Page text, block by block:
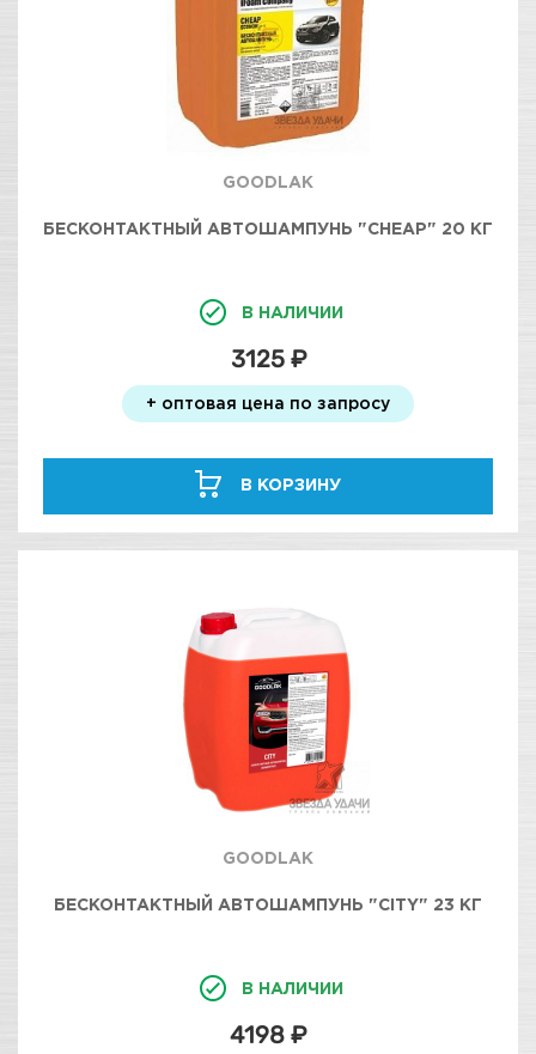
GOODLAK
БЕСКОНТАКТНЫЙ АВТОШАМПУНЬ "CHEAP" 20 КГ
В НАЛИЧИИ
3125 ₽
+ оптовая цена по запросу
В КОРЗИНУ
GOODLAK
БЕСКОНТАКТНЫЙ АВТОШАМПУНЬ "CITY" 23 КГ
В НАЛИЧИИ
4198 ₽